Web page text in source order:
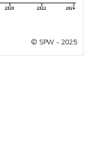
© SPW - 2025